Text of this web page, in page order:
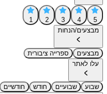
5
4
3
2
1
מבצעים/הנחות
מבצעים
ספרייה ציבורית
עלו לאתר
שבוע שבועיים חודש
חודשיים